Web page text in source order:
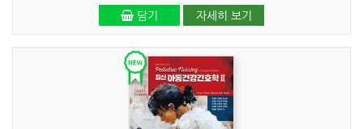
담기 자세히 보기